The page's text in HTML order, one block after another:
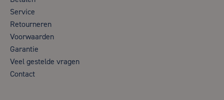
Service
Retourneren
Voorwaarden
Garantie
Veel gestelde vragen
Contact